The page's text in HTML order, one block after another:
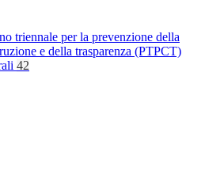
triennale per la prevenzione della
e della trasparenza (PTPCT)
42